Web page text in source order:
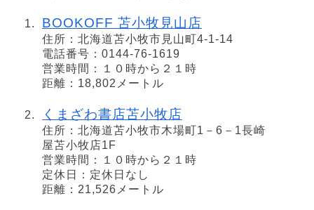
BOOKOFF 苫小牧見山店
住所：北海道苫小牧市見山町4-1-14
電話番号：0144-76-1619
営業時間：１０時から２１時
距離：18,802メートル
くまざわ書店苫小牧店
住所：北海道苫小牧市木場町1－6－1長崎
屋苫小牧店1F
営業時間：１０時から２１時
定休日：定休日なし
距離：21,526メートル